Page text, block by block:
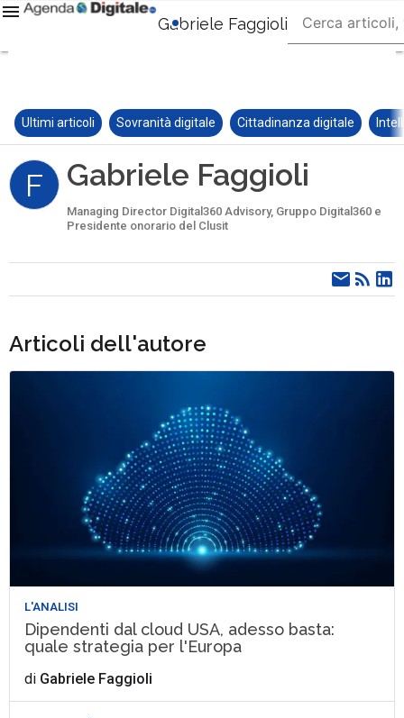
Gabriele Faggioli
Ultimi articoli Sovranità digitale Cittadinanza digitale
F Gabriele Faggioli
Managing Director Digital360 Advisory, Gruppo Digital360 e
Presidente onorario del Clusit
Articoli dell'autore
L'ANALISI
Dipendenti dal cloud USA, adesso basta:
quale strategia per l'Europa
di Gabriele Faggioli